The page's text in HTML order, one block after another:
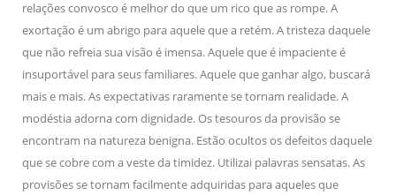
relações convosco é melhor do que um rico que as rompe. A
exortação é um abrigo para aquele que a retém. A tristeza daquele
que não refreia sua visão é imensa. Aquele que é impaciente é
insuportável para seus familiares. Aquele que ganhar algo, buscará
mais e mais. As expectativas raramente se tornam realidade. A
modéstia adorna com dignidade. Os tesouros da provisão se
encontram na natureza benigna. Estão ocultos os defeitos daquele
que se cobre com a veste da timidez. Utilizai palavras sensatas. As
provisões se tornam facilmente adquiridas para aqueles que